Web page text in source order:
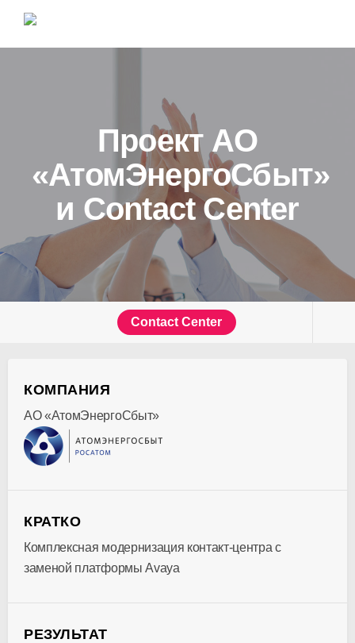
Проект АО
«АтомЭнергоСбыт»
и Contact Center
Contact Center
КОМПАНИЯ
АО «АтомЭнергоСбыт»
КРАТКО
Комплексная модернизация контакт-центра с
заменой платформы Avaya
РЕЗУЛЬТАТ